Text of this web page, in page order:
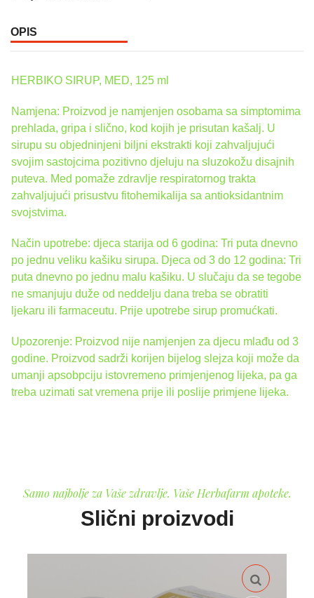
OPIS
HERBIKO SIRUP, MED, 125 ml
Namjena: Proizvod je namjenjen osobama sa simptomima
prehlada, gripa i slično, kod kojih je prisutan kašalj. U
sirupu su objedninjeni biljni ekstrakti koji zahvaljujući
svojim sastojcima pozitivno djeluju na sluzokožu disajnih
puteva. Med pomaže zdravlje respiratornog trakta
zahvaljujući prisustvu fitohemikalija sa antioksidantnim
svojstvima.
Način upotrebe: djeca starija od 6 godina: Tri puta dnevno
po jednu veliku kašiku sirupa. Djeca od 3 do 12 godina: Tri
puta dnevno po jednu malu kašiku. U slučaju da se tegobe
ne smanjuju duže od neddelju dana treba se obratiti
ljekaru ili farmaceutu. Prije upotrebe sirup promućkati.
Upozorenje: Proizvod nije namjenjen za djecu mlađu od 3
godine. Proizvod sadrži korijen bijelog slejza koji može da
umanji apsobpciju istovremeno primjenjenog lijeka, pa ga
treba uzimati sat vremena prije ili poslije primjene lijeka.
Samo najbolje za Vaše zdravlje. Vaše Herbafarm apoteke.
Slični proizvodi